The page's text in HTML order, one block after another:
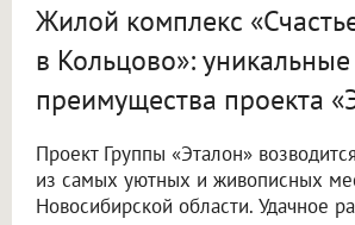
Жилой комплекс
в Кольцово»: уникальные
преимущества проекта
Проект Группы «Эталон»
из самых уютных и живописных
Новосибирской области. Удачное